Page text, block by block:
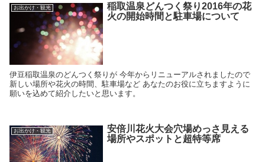
お出かけ・観光
稲取温泉どんつく祭り2016年の花
火の開始時間と駐車場について
伊豆稲取温泉のどんつく祭りが 今年からリニューアルされましたので
新しい場所や花火の時間、駐車場など あなたのお役に立ちますように
願いを込めて紹介したいと思います。
お出かけ・観光
安倍川花火大会穴場めっさ見える
場所やスポットと超特等席